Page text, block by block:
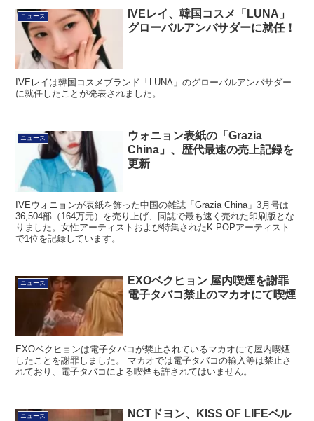
ニュース
IVEレイ、韓国コスメ「LUNA」
グローバルアンバサダーに就任！
IVEレイは韓国コスメブランド「LUNA」のグローバルアンバサダー
に就任したことが発表されました。
ニュース
ウォニョン表紙の「Grazia
China」、歴代最速の売上記録を
更新
IVEウォニョンが表紙を飾った中国の雑誌「Grazia China」3月号は
36,504部（164万元）を売り上げ、同誌で最も速く売れた印刷版とな
りました。女性アーティストおよび特集されたK-POPアーティスト
で1位を記録しています。
ニュース
EXOベクヒョン 屋内喫煙を謝罪
電子タバコ禁止のマカオにて喫煙
EXOベクヒョンは電子タバコが禁止されているマカオにて屋内喫煙
したことを謝罪しました。 マカオでは電子タバコの輸入等は禁止さ
れており、電子タバコによる喫煙も許されてはいません。
ニュース
NCTドヨン、KISS OF LIFEベル